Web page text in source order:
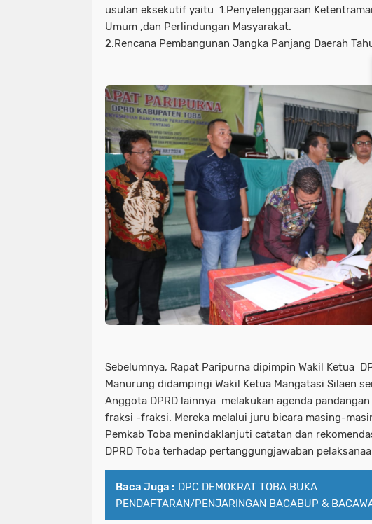
usulan eksekutif yaitu 1.Penyelenggaraan
Umum ,dan Perlindungan Masyarakat.
2.Rencana Pembangunan Jangka Panjang Daerah
Sebelumnya, Rapat Paripurna dipimpin Wakil Ketua
Manurung didampingi Wakil Ketua Mangatasi Silaen
Anggota DPRD lainnya melakukan agenda
fraksi -fraksi. Mereka melalui juru bicara masing-
Pemkab Toba menindaklanjuti catatan dan
DPRD Toba terhadap pertanggungjawaban
Baca Juga : DPC DEMOKRAT TOBA BUKA
PENDAFTARAN/PENJARINGAN BACABUP &